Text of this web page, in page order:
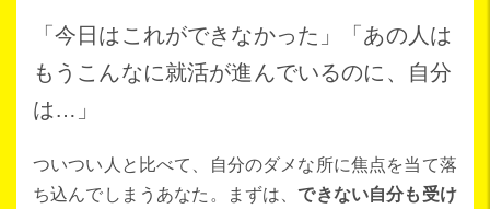
「今日はこれができなかった」「あの人は
もうこんなに就活が進んでいるのに、自分
は…」
ついつい人と比べて、自分のダメな所に焦点を当て落
ち込んでしまうあなた。まずは、できない自分も受け